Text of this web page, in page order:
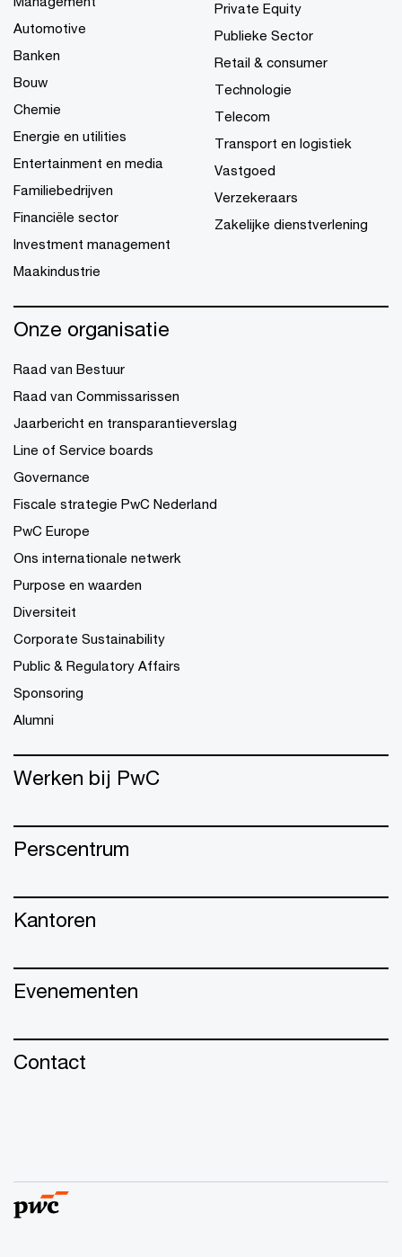
Automotive
Banken
Bouw
Chemie
Energie en utilities
Entertainment en media
Familiebedrijven
Financiële sector
Investment management
Maakindustrie
Private Equity
Publieke Sector
Retail & consumer
Technologie
Telecom
Transport en logistiek
Vastgoed
Verzekeraars
Zakelijke dienstverlening
Onze organisatie
Raad van Bestuur
Raad van Commissarissen
Jaarbericht en transparantieverslag
Line of Service boards
Governance
Fiscale strategie PwC Nederland
PwC Europe
Ons internationale netwerk
Purpose en waarden
Diversiteit
Corporate Sustainability
Public & Regulatory Affairs
Sponsoring
Alumni
Werken bij PwC
Perscentrum
Kantoren
Evenementen
Contact